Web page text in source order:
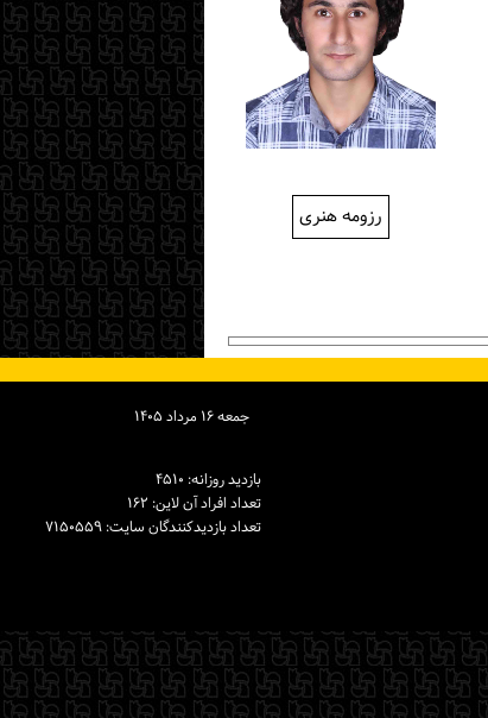
رزومه هنری
جمعه ۱۶ مرداد ۱۴۰۵
بازدید روزانه: ۴۵۱۰
تعداد افراد آن لاین: ۱۶۲
تعداد بازدیدكنندگان سایت: ۷۱۵۰۵۵۹